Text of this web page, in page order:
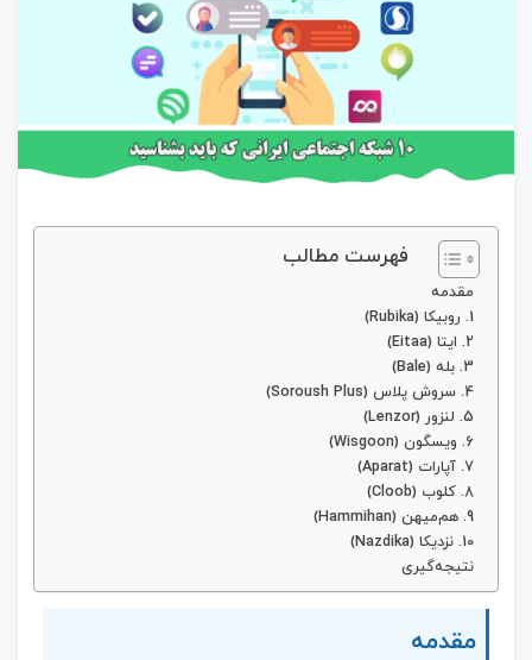
فهرست مطالب
مقدمه
1. روبیکا (Rubika)
2. ایتا (Eitaa)
3. بله (Bale)
4. سروش پلاس (Soroush Plus)
5. لنزور (Lenzor)
6. ویسگون (Wisgoon)
7. آپارات (Aparat)
8. کلوب (Cloob)
9. هم‌میهن (Hammihan)
10. نزدیکا (Nazdika)
نتیجه‌گیری
مقدمه